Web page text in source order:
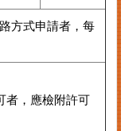
方式申請者，每
者，應檢附許可